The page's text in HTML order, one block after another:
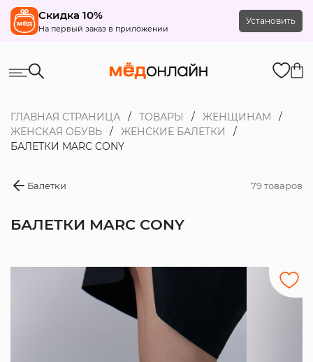
Скидка 10%
На первый заказ в приложении
Установить
ГЛАВНАЯ СТРАНИЦА ТОВАРЫ
ЖЕНЩИНАМ
ЖЕНСКАЯ ОБУВЬ
ЖЕНСКИЕ БАЛЕТКИ
БАЛЕТКИ MARC CONY
Балетки 79 товаров
БАЛЕТКИ MARC CONY